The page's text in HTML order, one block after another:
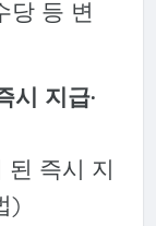
당 등 변
시 지급·
된 즉시 지
)